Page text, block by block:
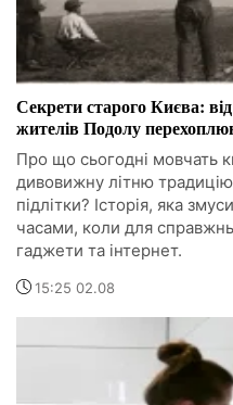
Секрети старого Києва:
жителів Подолу
Про що сьогодні мовчать
дивовижну літню
підлітки? Історія, яка
часами, коли для
гаджети та інтернет.
15:25 02.08